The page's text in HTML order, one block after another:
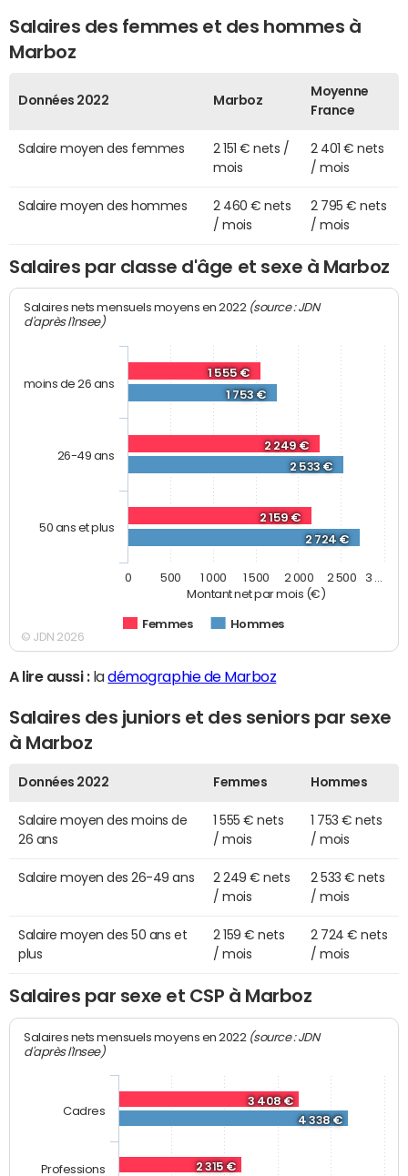
Salaires des femmes et des hommes à
Marboz
Données 2022 Marboz
Moyenne
France
Salaire moyen des femmes
2 151 € nets /
mois
2 401 € nets
/ mois
Salaire moyen des hommes
2 460 € nets
/ mois
2 795 € nets
/ mois
Salaires par classe d'âge et sexe à Marboz
Montant net par mois (€)
Salaires nets mensuels moyens en 2022 (source : JDN
d'après l'Insee)
1 555 €
2 249 €
2 159 €
1 753 €
2 533 €
2 724 €
Femmes Hommes
moins de 26 ans
26-49 ans
50 ans et plus
0 500 1 000 1 500 2 000 2 500 3 …
© JDN 2026
A lire aussi :ladémographie de Marboz
Salaires des juniors et des seniors par sexe
à Marboz
Données 2022 Femmes Hommes
Salaire moyen des moins de
26 ans
1 555 € nets
/ mois
1 753 € nets
/ mois
Salaire moyen des 26-49 ans
2 249 € nets
/ mois
2 533 € nets
/ mois
Salaire moyen des 50 ans et
plus
2 159 € nets
/ mois
2 724 € nets
/ mois
Salaires par sexe et CSP à Marboz
Salaires nets mensuels moyens en 2022 (source : JDN
d'après l'Insee)
3 408 €
2 315 €
4 338 €
Cadres
Professions